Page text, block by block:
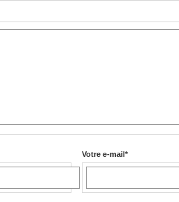
Votre e-mail*